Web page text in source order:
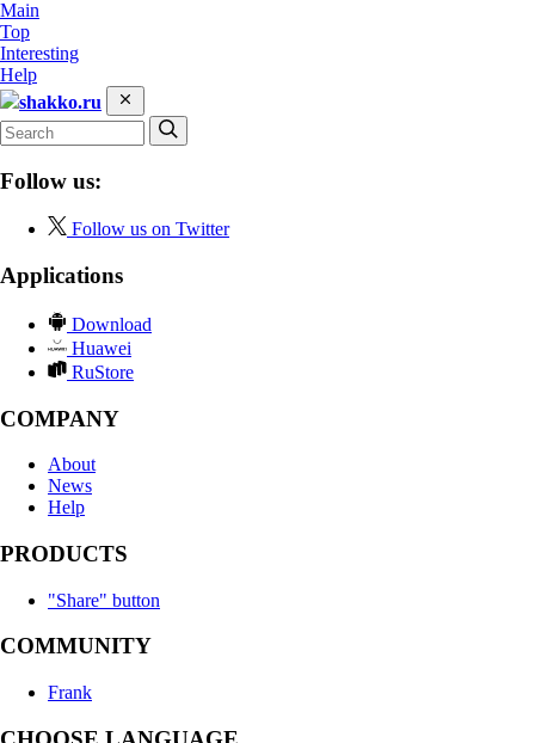
Main
Top
Interesting
Help
shakko.ru
Follow us:
Follow us on Twitter
Applications
Download
Huawei
RuStore
COMPANY
About
News
Help
PRODUCTS
"Share" button
COMMUNITY
Frank